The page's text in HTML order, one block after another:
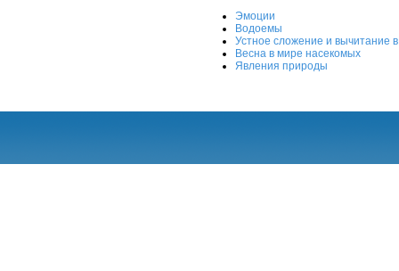
Эмоции
Водоемы
Устное сложение и вычитание
Весна в мире насекомых
Явления природы